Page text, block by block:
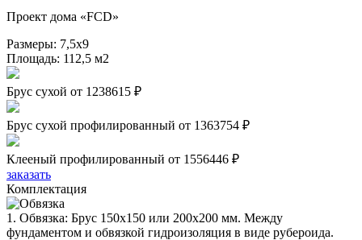
Проект дома «FCD»
Размеры: 7,5х9
Площадь: 112,5 м2
Брус сухой от 1238615 ₽
Брус сухой профилированный от 1363754 ₽
Клееный профилированный от 1556446 ₽
заказать
Комплектация
1. Обвязка: Брус 150х150 или 200х200 мм. Между
фундаментом и обвязкой гидроизоляция в виде рубероида.